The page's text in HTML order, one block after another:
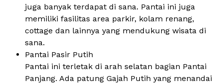
juga banyak terdapat di sana. Pantai ini juga
memiliki fasilitas area parkir, kolam renang,
cottage dan lainnya yang mendukung wisata di
sana.
Pantai Pasir Putih
Pantai ini terletak di arah selatan bagian Pantai
Panjang. Ada patung Gajah Putih yang menandai